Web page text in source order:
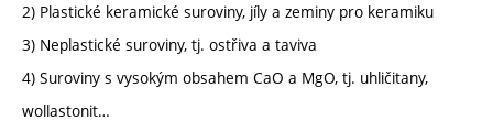
2) Plastické keramické suroviny, jíly a zeminy pro keramiku
3) Neplastické suroviny, tj. ostřiva a taviva
4) Suroviny s vysokým obsahem CaO a MgO, tj. uhličitany,
wollastonit…